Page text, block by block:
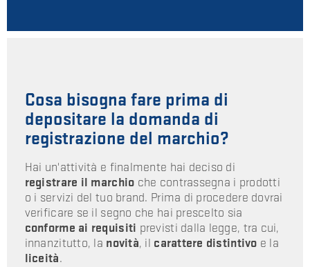
Cosa bisogna fare prima di
depositare la domanda di
registrazione del marchio?
Hai un'attività e finalmente hai deciso di
registrare il marchio che contrassegna i prodotti
o i servizi del tuo brand. Prima di procedere dovrai
verificare se il segno che hai prescelto sia
conforme ai requisiti previsti dalla legge, tra cui,
innanzitutto, la novità, il carattere distintivo e la
liceità.